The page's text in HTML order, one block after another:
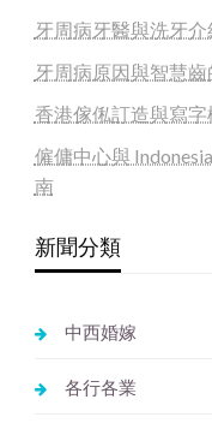
牙周病牙醫與洗牙
牙周病原因與智慧
香港傢俬訂造與寫
僱傭中心與
南
新聞分類
中西婚嫁
各行各業